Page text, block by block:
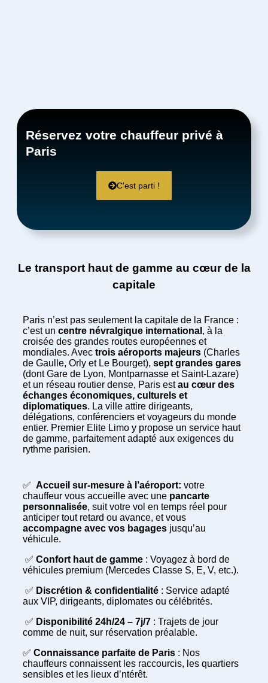
Le transport haut de gamme au cœur de la
capitale
Paris n’est pas seulement la capitale de la France :
c’est un centre névralgique international , à la
croisée des grandes routes européennes et
mondiales. Avec trois aéroports majeurs (Charles
de Gaulle, Orly et Le Bourget), sept grandes gares
(dont Gare de Lyon, Montparnasse et Saint-Lazare)
et un réseau routier dense, Paris estau cœur des
échanges économiques, culturels et
diplomatiques. La ville attire dirigeants,
délégations, conférenciers et voyageurs du monde
entier. Premier Elite Limo y propose un service haut
de gamme, parfaitement adapté aux exigences du
rythme parisien.
✅ Accueil sur-mesure à l’aéroport: votre
chauffeur vous accueille avec une pancarte
personnalisée, suit votre vol en temps réel pour
anticiper tout retard ou avance, et vous
accompagne avec vos bagages jusqu’au
véhicule.
✅ Confort haut de gamme : Voyagez à bord de
véhicules premium (Mercedes Classe S, E, V, etc.).
✅ Discrétion & confidentialité : Service adapté
aux VIP, dirigeants, diplomates ou célébrités.
✅ Disponibilité 24h/24 – 7j/7 : Trajets de jour
comme de nuit, sur réservation préalable.
✅ Connaissance parfaite de Paris : Nos
chauffeurs connaissent les raccourcis, les quartiers
sensibles et les lieux d’ntérêt.
Réservez votre chauffeur privé à
Paris
C'est parti !